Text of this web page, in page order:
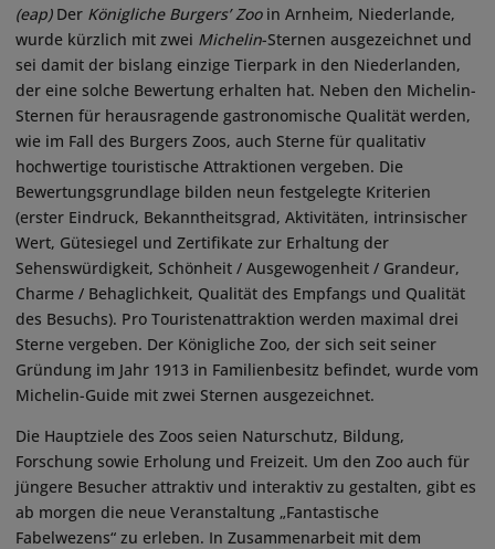
(eap)Der Königliche Burgers’ Zooin Arnheim, Niederlande,
wurde kürzlich mit zwei Michelin-Sternen ausgezeichnet und
sei damit der bislang einzige Tierpark in den Niederlanden,
der eine solche Bewertung erhalten hat. Neben den Michelin-
Sternen für herausragende gastronomische Qualität werden,
wie im Fall des Burgers Zoos, auch Sterne für qualitativ
hochwertige touristische Attraktionen vergeben. Die
Bewertungsgrundlage bilden neun festgelegte Kriterien
(erster Eindruck, Bekanntheitsgrad, Aktivitäten, intrinsischer
Wert, Gütesiegel und Zertifikate zur Erhaltung der
Sehenswürdigkeit, Schönheit / Ausgewogenheit / Grandeur,
Charme / Behaglichkeit, Qualität des Empfangs und Qualität
des Besuchs). Pro Touristenattraktion werden maximal drei
Sterne vergeben. Der Königliche Zoo, der sich seit seiner
Gründung im Jahr 1913 in Familienbesitz befindet, wurde vom
Michelin-Guide mit zwei Sternen ausgezeichnet.
Die Hauptziele des Zoos seien Naturschutz, Bildung,
Forschung sowie Erholung und Freizeit. Um den Zoo auch für
jüngere Besucher attraktiv und interaktiv zu gestalten, gibt es
ab morgen die neue Veranstaltung „Fantastische
Fabelwezens“ zu erleben. In Zusammenarbeit mit dem